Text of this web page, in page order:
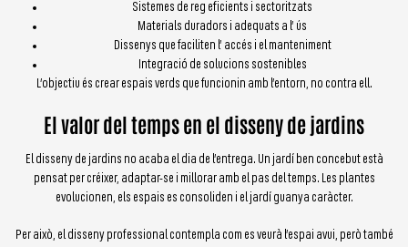
Sistemes de reg eficients i sectoritzats
Materials duradors i adequats a l’ ús
Dissenys que faciliten l’ accés i el manteniment
Integració de solucions sostenibles
L’objectiu és crear espais verds que funcionin amb l’entorn, no contra ell.
El valor del temps en el disseny de jardins
El disseny de jardins no acaba el dia de l’entrega. Un jardí ben concebut està
pensat per créixer, adaptar-se i millorar amb el pas del temps. Les plantes
evolucionen, els espais es consoliden i el jardí guanya caràcter.
Per això, el disseny professional contempla com es veurà l’espai avui, però també